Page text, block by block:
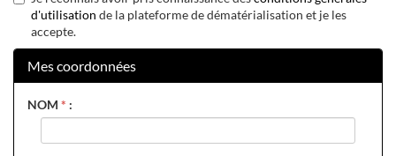
d'utilisation de la plateforme de dématérialisation et je les
accepte.
Mes coordonnées
NOM * :